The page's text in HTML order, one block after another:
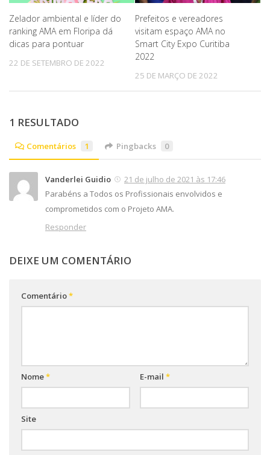
Zelador ambiental e líder do
ranking AMA em Floripa dá
dicas para pontuar
22 DE SETEMBRO DE 2022
Prefeitos e vereadores
visitam espaço AMA no
Smart City Expo Curitiba
2022
25 DE MARÇO DE 2022
1 RESULTADO
Comentários 1 Pingbacks 0
Vanderlei Guidio
21 de julho de 2021 às 17:46
Parabéns a Todos os Profissionais envolvidos e
comprometidos com o Projeto AMA.
Responder
DEIXE UM COMENTÁRIO
Comentário*
Nome* E-mail *
Site